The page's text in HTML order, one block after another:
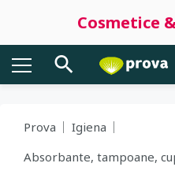
Cosmetice
Prova
Igiena
Absorbante, tampoane,